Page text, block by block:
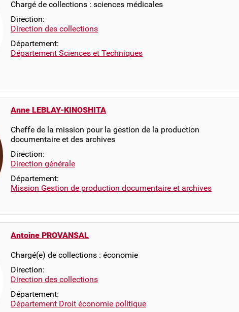
Chargé de collections : sciences médicales
Direction:
Direction des collections
Département:
Département Sciences et Techniques
Anne LEBLAY-KINOSHITA
Cheffe de la mission pour la gestion de la production
documentaire et des archives
Direction:
Direction générale
Département:
Mission Gestion de production documentaire et archives
Antoine PROVANSAL
Chargé(e) de collections : économie
Direction:
Direction des collections
Département:
Département Droit économie politique